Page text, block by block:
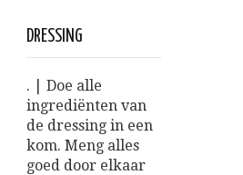
DRESSING
. | Doe alle
ingrediënten van
de dressing in een
kom. Meng alles
goed door elkaar